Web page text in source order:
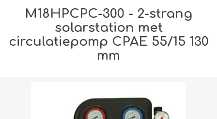
M18HPCPC-300 - 2-strang
solarstation met
circulatiepomp CPAE 55/15 130
mm